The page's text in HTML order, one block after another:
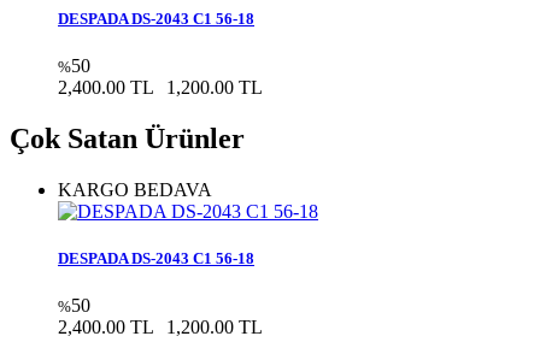
DESPADA DS-2043 C1 56-18
%50
2,400.00 TL
1,200.00 TL
Çok Satan Ürünler
KARGO BEDAVA
DESPADA DS-2043 C1 56-18
%50
2,400.00 TL
1,200.00 TL